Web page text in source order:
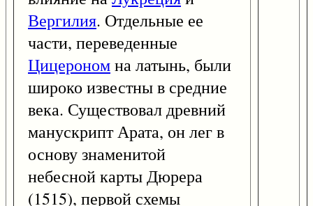
Вергилия. Отдельные ее
части, переведенные
Цицерономна латынь, были
широко известны в средние
века. Существовал древний
манускрипт Арата, он лег в
основу знаменитой
небесной карты Дюрера
(1515), первой схемы